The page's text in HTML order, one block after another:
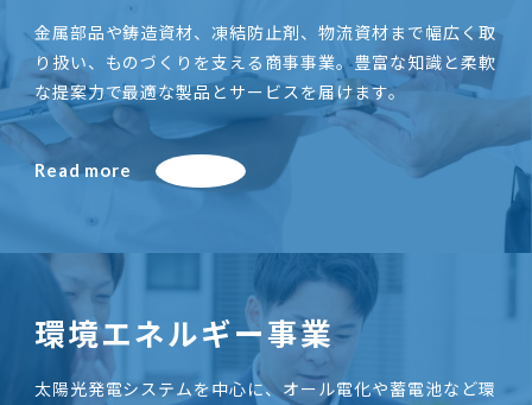
金属部品や鋳造資材、凍結防止剤、物流資材まで幅広く取
り扱い、ものづくりを支える商事事業。豊富な知識と柔軟
な提案力で最適な製品とサービスを届けます。
Read more
環境エネルギー事業
太陽光発電システムを中心に、オール電化や蓄電池など環